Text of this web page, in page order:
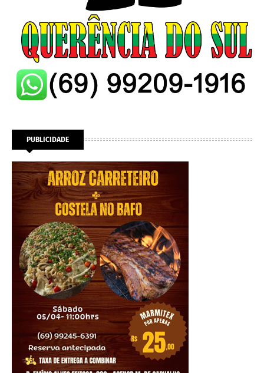
PUBLICIDADE